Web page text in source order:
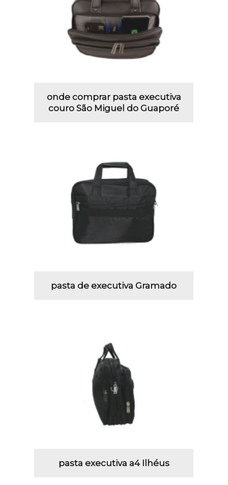
onde comprar pasta executiva
couro São Miguel do Guaporé
pasta de executiva Gramado
pasta executiva a4 Ilhéus